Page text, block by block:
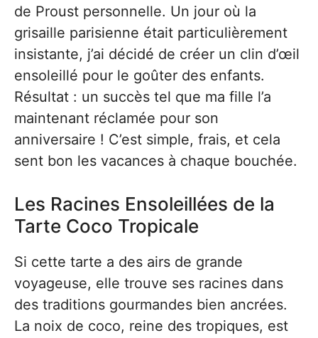
de Proust personnelle. Un jour où la
grisaille parisienne était particulièrement
insistante, j’ai décidé de créer un clin d’œil
ensoleillé pour le goûter des enfants.
Résultat : un succès tel que ma fille l’a
maintenant réclamée pour son
anniversaire ! C’est simple, frais, et cela
sent bon les vacances à chaque bouchée.
Les Racines Ensoleillées de la
Tarte Coco Tropicale
Si cette tarte a des airs de grande
voyageuse, elle trouve ses racines dans
des traditions gourmandes bien ancrées.
La noix de coco, reine des tropiques, est